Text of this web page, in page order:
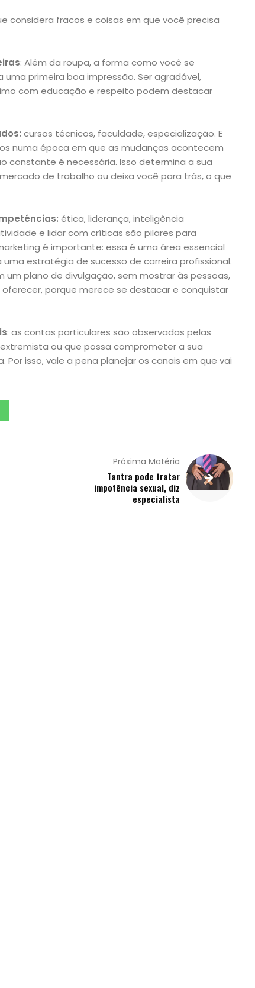
considera fracos e coisas em que você precisa
: Além da roupa, a forma como você se
primeira boa impressão. Ser agradável,
com educação e respeito podem destacar
cursos técnicos, faculdade, especialização. E
numa época em que as mudanças acontecem
constante é necessária. Isso determina a sua
de trabalho ou deixa você para trás, o que
ética, liderança, inteligência
e lidar com críticas são pilares para
é importante: essa é uma área essencial
estratégia de sucesso de carreira profissional.
plano de divulgação, sem mostrar às pessoas,
porque merece se destacar e conquistar
: as contas particulares são observadas pelas
ou que possa comprometer a sua
isso, vale a pena planejar os canais em que vai
Próxima Matéria
Tantra pode tratar
impotência sexual, diz
especialista